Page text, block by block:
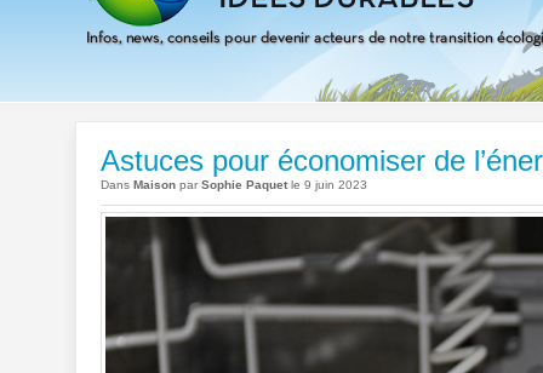
Astuces pour économiser de
Dans Maison par Sophie Paquet le 9 juin 2023